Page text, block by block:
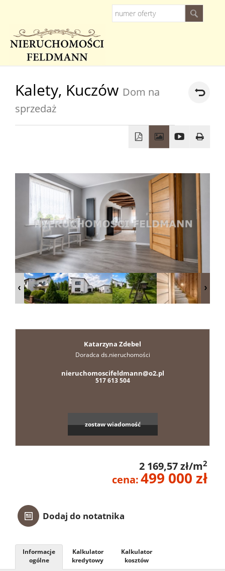
firmie
Kredyty
Nasze
Kalety, Kuczów Dom na
sprzedaż
Katarzyna Zdebel
Doradca ds.nieruchomości
nieruchomoscifeldmann@o2.pl
517 613 504
zostaw wiadomość
2 169,57 zł/m2
cena:499 000 zł
Dodaj do notatnika
Informacje
ogólne
Kalkulator
kredytowy
Kalkulator
kosztów